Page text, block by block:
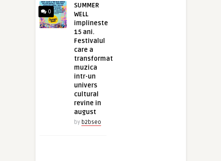
0
SUMMER
WELL
implineste
15 ani.
Festivalul
care a
transformat
muzica
intr-un
univers
cultural
revine in
august
by b2bseo